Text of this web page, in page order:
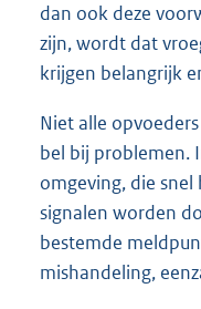
dan ook deze
zijn, wordt dat
krijgen belangrijk
Niet alle
bel bij problemen.
omgeving, die
signalen worden
bestemde
mishandeling,